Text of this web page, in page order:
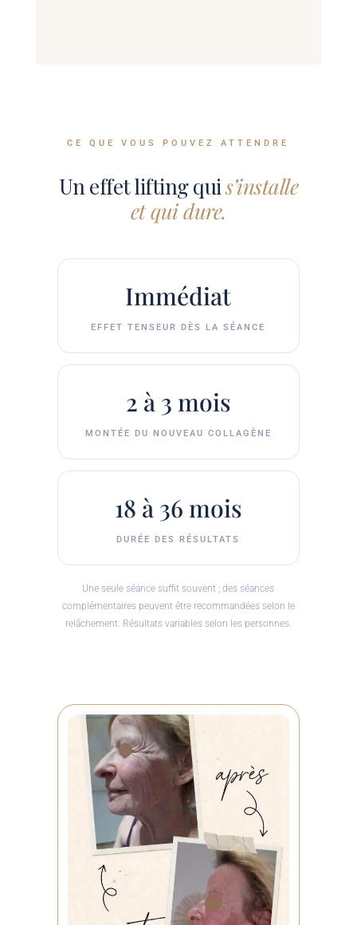
CE QUE VOUS POUVEZ ATTENDRE
Un effet lifting quis’installe
et qui dure.
Immédiat
EFFET TENSEUR DÈS LA SÉANCE
2 à 3 mois
MONTÉE DU NOUVEAU COLLAGÈNE
18 à 36 mois
DURÉE DES RÉSULTATS
Une seule séance suffit souvent ; des séances
complémentaires peuvent être recommandées selon le
relâchement. Résultats variables selon les personnes.